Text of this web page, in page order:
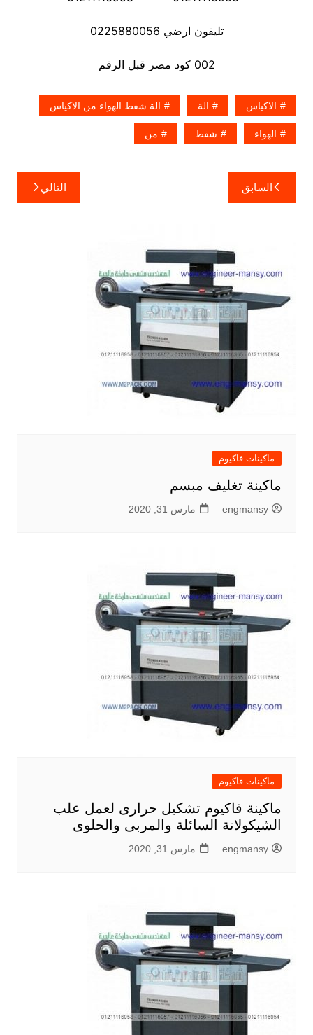
تليفون ارضي 0225880056
002 كود مصر قبل الرقم
الاكياس الة الة شفط الهواء من الاكياس
الهواء شفط من
تصفّح
المقالات
السابق التالي
ماكينات فاكيوم
ماكينة تغليف مبسم
engmansy مارس 31, 2020
ماكينات فاكيوم
ماكينة فاكيوم تشكيل حرارى لعمل علب
الشيكولاتة السائلة والمربى والحلوى
engmansy مارس 31, 2020